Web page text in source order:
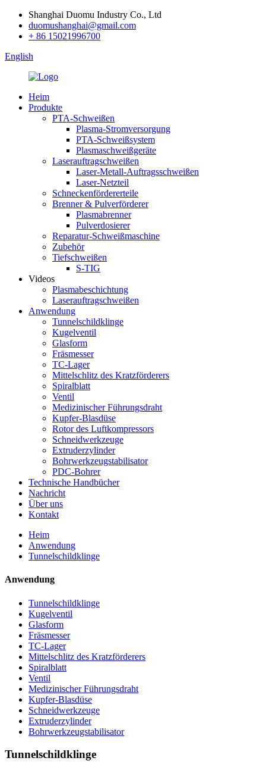
Shanghai Duomu Industry Co., Ltd
duomushanghai@gmail.com
+ 86 15021996700
English
Heim
Produkte
PTA-Schweißen
Plasma-Stromversorgung
PTA-Schweißsystem
Plasmaschweißgeräte
Laserauftragschweißen
Laser-Metall-Auftragsschweißen
Laser-Netzteil
Schneckenfördererteile
Brenner & Pulverförderer
Plasmabrenner
Pulverdosierer
Reparatur-Schweißmaschine
Zubehör
Tiefschweißen
S-TIG
Videos
Plasmabeschichtung
Laserauftragschweißen
Anwendung
Tunnelschildklinge
Kugelventil
Glasform
Fräsmesser
TC-Lager
Mittelschlitz des Kratzförderers
Spiralblatt
Ventil
Medizinischer Führungsdraht
Kupfer-Blasdüse
Rotor des Luftkompressors
Schneidwerkzeuge
Extruderzylinder
Bohrwerkzeugstabilisator
PDC-Bohrer
Technische Handbücher
Nachricht
Über uns
Kontakt
Heim
Anwendung
Tunnelschildklinge
Anwendung
Tunnelschildklinge
Kugelventil
Glasform
Fräsmesser
TC-Lager
Mittelschlitz des Kratzförderers
Spiralblatt
Ventil
Medizinischer Führungsdraht
Kupfer-Blasdüse
Schneidwerkzeuge
Extruderzylinder
Bohrwerkzeugstabilisator
Tunnelschildklinge